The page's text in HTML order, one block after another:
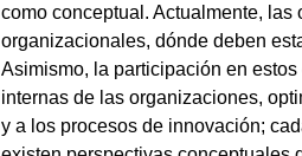
como conceptual. Actualmente,
organizacionales, dónde deben
Asimismo, la participación en
internas de las organizaciones,
y a los procesos de innovación;